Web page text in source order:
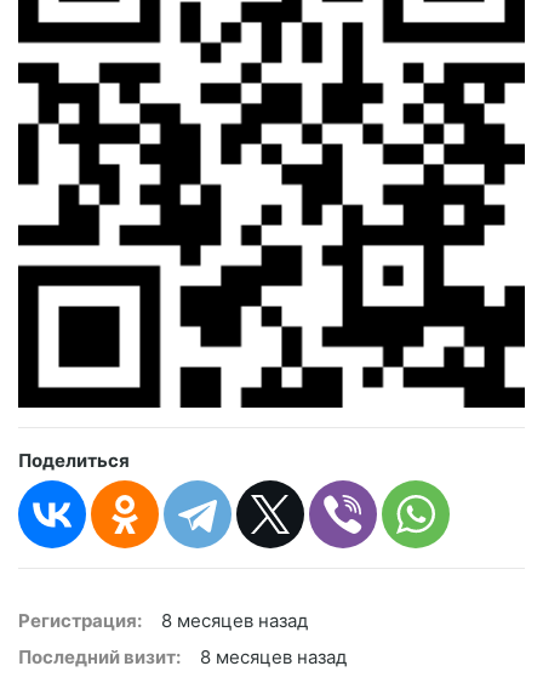
Поделиться
Регистрация:
8 месяцев назад
Последний визит:
8 месяцев назад